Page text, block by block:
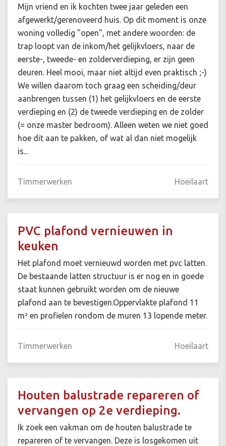
Mijn vriend en ik kochten twee jaar geleden een
afgewerkt/gerenoveerd huis. Op dit moment is onze
woning volledig "open", met andere woorden: de
trap loopt van de inkom/het gelijkvloers, naar de
eerste-, tweede- en zolderverdieping, er zijn geen
deuren. Heel mooi, maar niet altijd even praktisch ;-)
We willen daarom toch graag een scheiding/deur
aanbrengen tussen (1) het gelijkvloers en de eerste
verdieping en (2) de tweede verdieping en de zolder
(= onze master bedroom). Alleen weten we niet goed
hoe dit aan te pakken, of wat al dan niet mogelijk
is...
Timmerwerken Hoeilaart
PVC plafond vernieuwen in
keuken
Het plafond moet vernieuwd worden met pvc latten.
De bestaande latten structuur is er nog en in goede
staat kunnen gebruikt worden om de nieuwe
plafond aan te bevestigen.Oppervlakte plafond 11
m² en profielen rondom de muren 13 lopende meter.
Timmerwerken Hoeilaart
Houten balustrade repareren of
vervangen op 2e verdieping.
Ik zoek een vakman om de houten balustrade te
repareren of te vervangen. Deze is losgekomen uit